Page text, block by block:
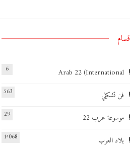
Arab 22 (International
6
فن تشكيلي 563
موسوعة عرب 22 29
بلاد العرب 1٬068